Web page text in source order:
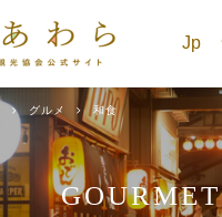
グルメ 和食
GOURMET